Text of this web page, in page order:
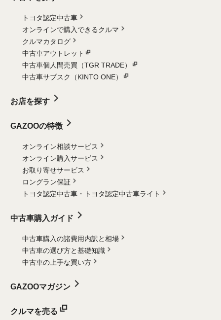
トヨタ認定中古車
オンラインで購入できるクルマ
クルマカタログ
中古車アウトレット
中古車個人間売買（TGR TRADE）
中古車サブスク（KINTO ONE）
お店を探す
GAZOOの特徴
オンライン相談サービス
オンライン購入サービス
お取り寄せサービス
ロングラン保証
トヨタ認定中古車・
トヨタ認定中古車ライト
中古車購入ガイド
中古車購入の諸費用内訳と相場
中古車の選び方と基礎知識
中古車の上手な買い方
GAZOOマガジン
クルマを売る